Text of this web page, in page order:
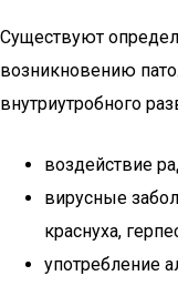
Существуют
возникновению
внутриутробного
воздействие
вирусные
краснуха,
употребление